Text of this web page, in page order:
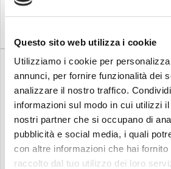
Questo sito web utilizza i cookie
Utilizziamo i cookie per
annunci, per fornire funzionalità dei
analizzare il nostro traffico.
informazioni sul modo in cui utilizzi
nostri partner che si occupano di
pubblicità e social media, i quali
con altre informazioni che hai fornito
raccolto dal tuo utilizzo dei loro
morbida e più bassa e una
maggiore brillantezza. I
-9% Su richiesta
Meinl
MEINL B12EDS 12" Byzance
-16%
Meinl